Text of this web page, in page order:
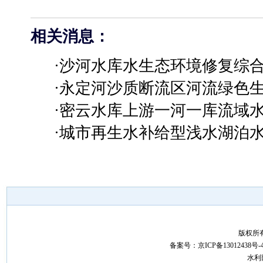
相关消息：
·沙河水库水生态环境修复综
·永定河沙质断流区河流绿色
·密云水库上游一河一库流域
·城市再生水补给型浅水湖泊
版权所
备案号： 京ICP备13012438号-
水利